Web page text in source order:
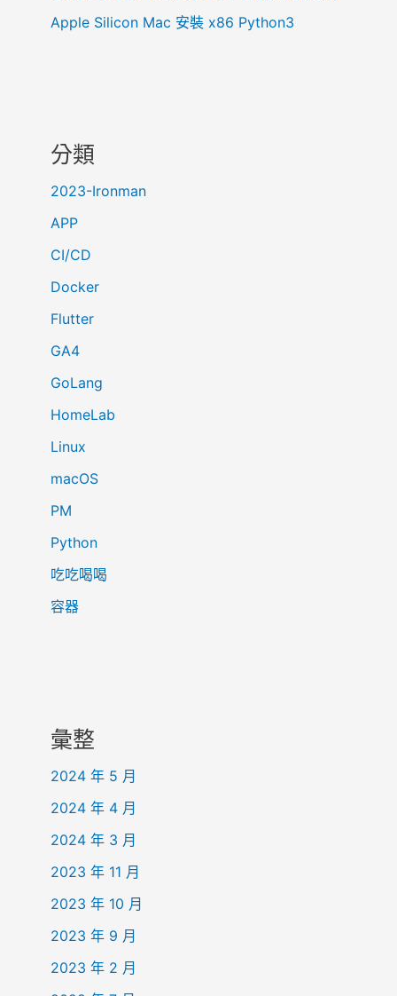
Apple Silicon Mac 安裝 x86 Python3
分類
2023-Ironman
APP
CI/CD
Docker
Flutter
GA4
GoLang
HomeLab
Linux
macOS
PM
Python
吃吃喝喝
容器
彙整
2024 年 5 月
2024 年 4 月
2024 年 3 月
2023 年 11 月
2023 年 10 月
2023 年 9 月
2023 年 2 月